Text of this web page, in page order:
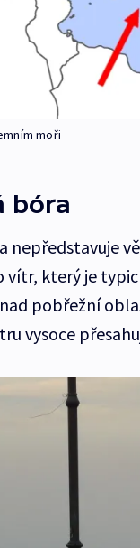
moři
bóra
nepředstavuje
vítr, který je
pobřežní
vysoce